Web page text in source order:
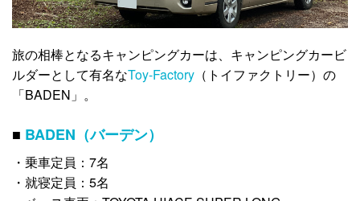
旅の相棒となるキャンピングカーは、キャンピングカービ
ルダーとして有名なToy-Factory （トイファクトリー）の
「BADEN」。
■ BADEN（バーデン）
・乗車定員：7名
・就寝定員：5名